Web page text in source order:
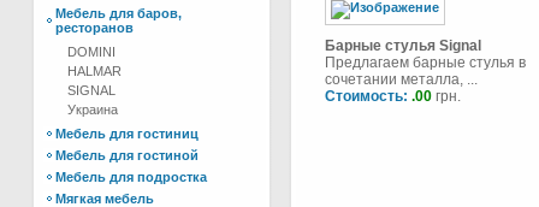
Мебель для баров,
ресторанов
DOMINI
HALMAR
SIGNAL
Украина
Мебель для гостиниц
Мебель для гостиной
Мебель для подростка
Мягкая мебель
Барные стулья Signal
Предлагаем барные стулья в
сочетании металла, ...
Стоимость: .00 грн.